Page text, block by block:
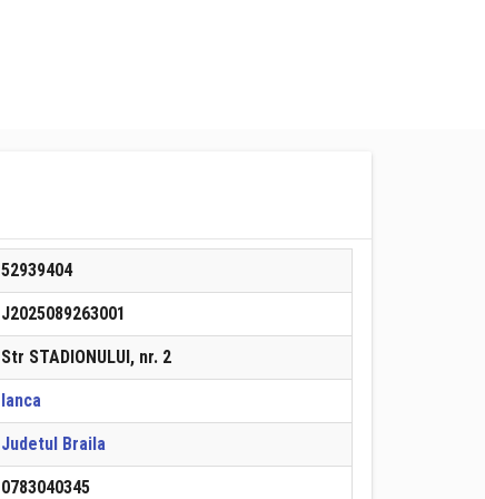
52939404
J2025089263001
Str STADIONULUI, nr. 2
Ianca
Judetul Braila
0783040345